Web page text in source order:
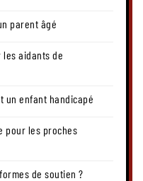
parent âgé
les aidants de
un enfant handicapé
pour les proches
de soutien ?